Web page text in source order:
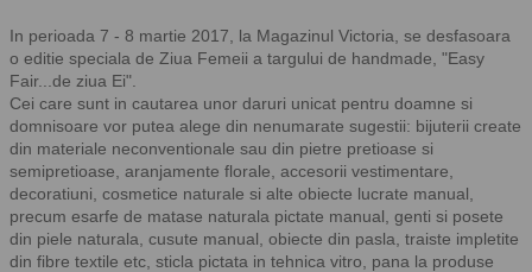
In perioada 7 - 8 martie 2017, la Magazinul Victoria, se desfasoara
o editie speciala de Ziua Femeii a targului de handmade, "Easy
Fair...de ziua Ei".
Cei care sunt in cautarea unor daruri unicat pentru doamne si
domnisoare vor putea alege din nenumarate sugestii: bijuterii create
din materiale neconventionale sau din pietre pretioase si
semipretioase, aranjamente florale, accesorii vestimentare,
decoratiuni, cosmetice naturale si alte obiecte lucrate manual,
precum esarfe de matase naturala pictate manual, genti si posete
din piele naturala, cusute manual, obiecte din pasla, traiste impletite
din fibre textile etc, sticla pictata in tehnica vitro, pana la produse